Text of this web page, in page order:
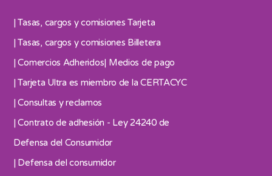
| Tasas, cargos y comisiones Tarjeta
| Tasas, cargos y comisiones Billetera
| Comercios Adheridos| Medios de pago
| Tarjeta Ultra es miembro de la CERTACYC
| Consultas y reclamos
| Contrato de adhesión - Ley 24240 de
Defensa del Consumidor
| Defensa del consumidor